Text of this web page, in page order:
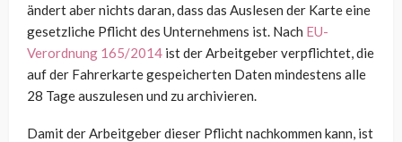
ändert aber nichts daran, dass das Auslesen der Karte eine
gesetzliche Pflicht des Unternehmens ist. Nach EU-
Verordnung 165/2014 ist der Arbeitgeber verpflichtet, die
auf der Fahrerkarte gespeicherten Daten mindestens alle
28 Tage auszulesen und zu archivieren.
Damit der Arbeitgeber dieser Pflicht nachkommen kann, ist